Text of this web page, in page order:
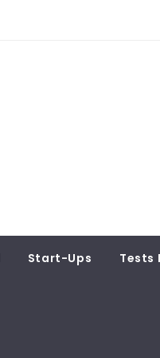
Start-Ups Tests